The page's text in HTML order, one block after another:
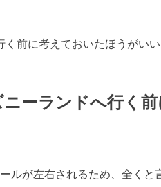
前に考えておいたほうがいい
ーランドへ行く
が左右されるため、全くと